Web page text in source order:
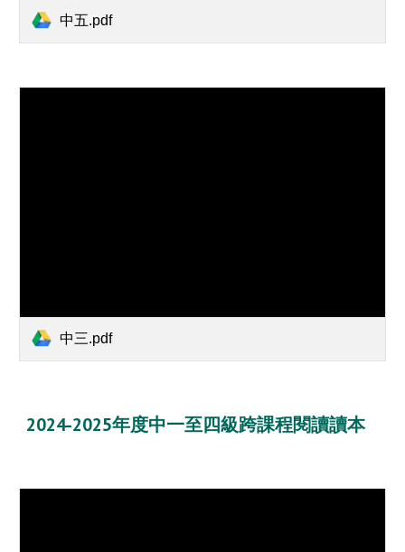
中五.pdf
中三.pdf
2024-2025年度中一至四級跨課程閱讀讀本